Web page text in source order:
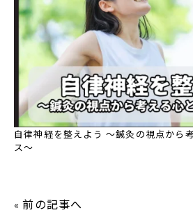
自律神経を整えよう 〜鍼灸の視点から
ス〜
«前の記事へ